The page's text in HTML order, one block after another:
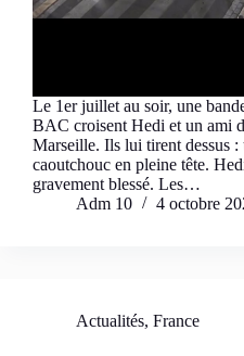
Le 1er juillet au soir, une
BAC croisent Hedi et un ami
Marseille. Ils lui tirent dessus :
caoutchouc en pleine tête.
gravement blessé. Les…
Adm 10
4 octobre
Actualités, France